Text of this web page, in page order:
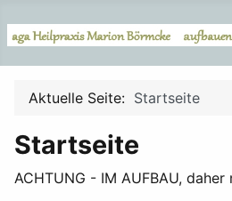
Aktuelle Seite: Startseite
Startseite
ACHTUNG - IM AUFBAU,